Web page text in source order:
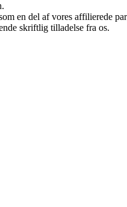
en del af vores affilierede
skriftlig tilladelse fra os.